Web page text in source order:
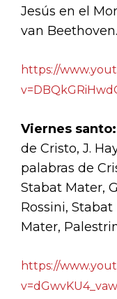
Jesús en el
van Beethoven.
https://
Viernes santo:
de Cristo, J.
palabras de
Stabat Mater,
Rossini,
Mater,
https://
v=dGwvKU4_vaw